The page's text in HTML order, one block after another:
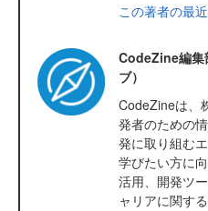
この著者の最
CodeZine編集
ブ）
CodeZineは、
発者のための
発に取り組む
学びたい方に
活用、開発ツ
ャリアに関す